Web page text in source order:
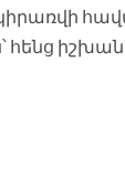
հենց